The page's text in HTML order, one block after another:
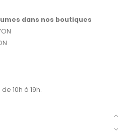
dans nos boutiques
10h à 19h.